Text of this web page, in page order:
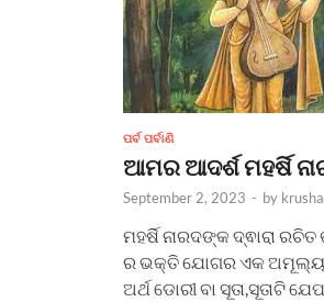
ପର୍ବ ପର୍ବାଣି
ଆମର ଆଦର୍ଶ ମହର୍ଷି
September 2, 2023 - by
ମହର୍ଷି ନାରଦଙ୍କ ଦ୍ଵାରା
ର ଭକ୍ତି ଯୋଗର ଏକ ଅମୂଲ୍ୟ
ଅର୍ଥ ଡୋରୀ ବା ସୂତା,ସୂତାଟି